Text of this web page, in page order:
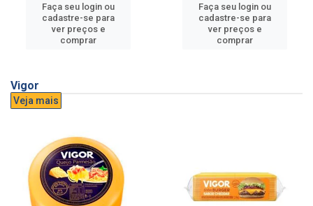
Faça seu login ou
cadastre-se para
ver preços e
comprar
Faça seu login ou
cadastre-se para
ver preços e
comprar
Vigor
Veja mais